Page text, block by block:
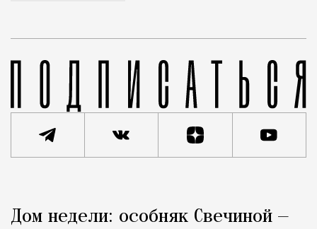
Город
Дом недели: особняк Свечиной —